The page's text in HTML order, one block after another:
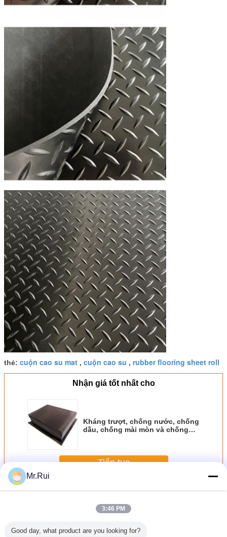
thẻ: cuộn cao su mat , cuộn cao su , rubber flooring sheet roll
Nhận giá tốt nhất cho
Kháng trượt, chống nước, chống
dầu, chống mài mòn và chống
Tiếp tục
HơnCao su tấm cuộn
Mr.Rui
3:46 PM
Good day, what product are you looking for?